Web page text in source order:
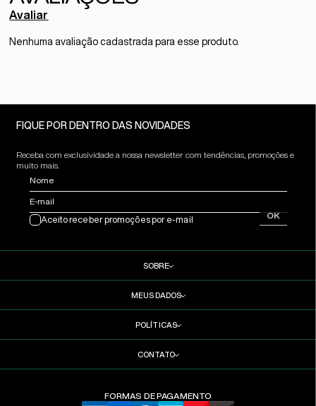
Avaliar
Nenhuma avaliação cadastrada para esse produto.
FIQUE POR DENTRO DAS NOVIDADES
Receba com exclusividade a nossa newsletter com tendências, promoções e
muito mais.
Nome
E-mail
OK
Aceito receber promoções por e-mail
SOBRE
MEUS DADOS
POLÍTICAS
CONTATO
FORMAS DE PAGAMENTO